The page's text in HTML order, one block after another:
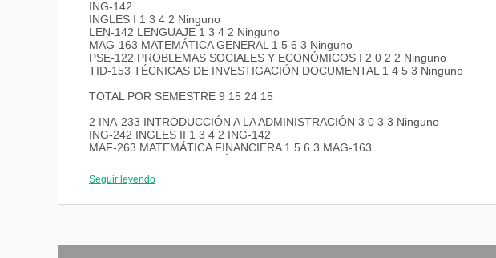
ING-142
INGLES I 1 3 4 2 Ninguno
LEN-142 LENGUAJE 1 3 4 2 Ninguno
MAG-163 MATEMÁTICA GENERAL 1 5 6 3 Ninguno
PSE-122 PROBLEMAS SOCIALES Y ECONÓMICOS I 2 0 2 2 Ninguno
TID-153 TÉCNICAS DE INVESTIGACIÓN DOCUMENTAL 1 4 5 3 Ninguno
TOTAL POR SEMESTRE 9 15 24 15
2 INA-233 INTRODUCCIÓN A LA ADMINISTRACIÓN 3 0 3 3 Ninguno
ING-242 INGLES II 1 3 4 2 ING-142
MAF-263 MATEMÁTICA FINANCIERA 1 5 6 3 MAG-163
PSE-222 PROBLEMAS SOCIALES Y ECONÓMICOS II 2 0 2 2 FUE-133 PSE-122
REH-243 RELACIONES HUMANAS 2 2 4 3 LEN-142
Seguir leyendo